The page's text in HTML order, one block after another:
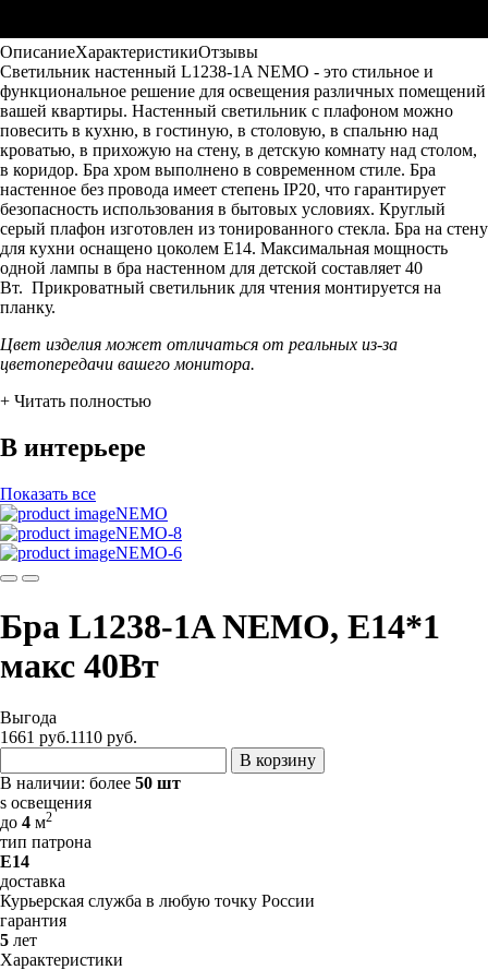
ОписаниеХарактеристикиОтзывы
Светильник настенный L1238-1A NEMO - это стильное и
функциональное решение для освещения различных помещений
вашей квартиры. Настенный светильник с плафоном можно
повесить в кухню, в гостиную, в столовую, в спальню над
кроватью, в прихожую на стену, в детскую комнату над столом,
в коридор. Бра хром выполнено в современном стиле. Бра
настенное без провода имеет степень IP20, что гарантирует
безопасность использования в бытовых условиях. Круглый
серый плафон изготовлен из тонированного стекла. Бра на стену
для кухни оснащено цоколем Е14. Максимальная мощность
одной лампы в бра настенном для детской составляет 40
Вт. Прикроватный светильник для чтения монтируется на
планку.
Цвет изделия может отличаться от реальных из-за
цветопередачи вашего монитора.
+ Читать полностью
В интерьере
Показать все
NEMO
NEMO-8
NEMO-6
Бра L1238-1A NEMO, E14*1
макс 40Вт
Выгода
1661 руб.1110 руб.
В корзину
В наличии: более 50 шт
s освещения
до 4 м2
тип патрона
E14
доставка
Курьерская служба в любую точку России
гарантия
5 лет
Характеристики